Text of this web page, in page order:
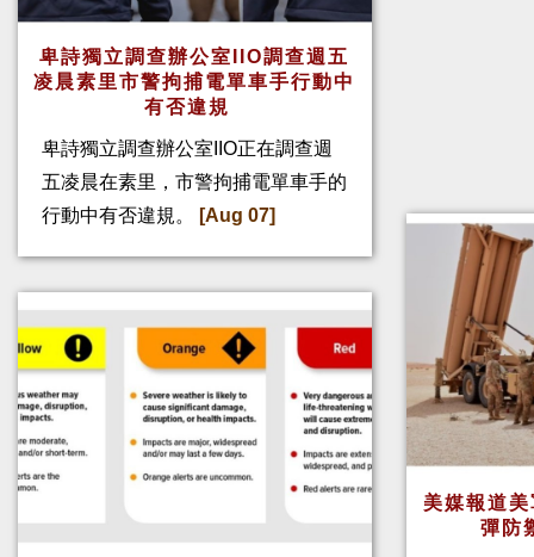
卑詩獨立調查辦公室IIO調查週五
凌晨素里市警拘捕電單車手行動中
有否違規
卑詩獨立調查辦公室IIO正在調查週
五凌晨在素里，市警拘捕電單車手的
行動中有否違規。
[Aug 07]
美媒報道
彈防